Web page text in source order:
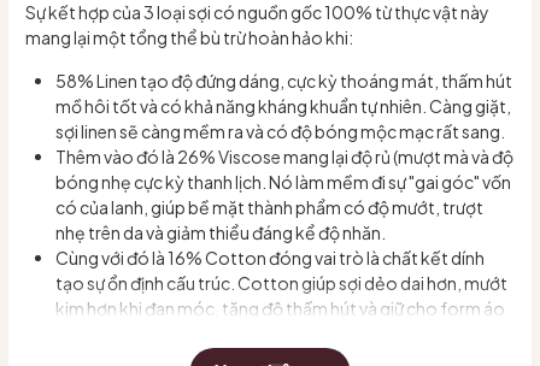
Sự kết hợp của 3 loại sợi có nguồn gốc 100% từ thực vật này
mang lại một tổng thể bù trừ hoàn hảo khi:
58% Linen tạo độ đứng dáng, cực kỳ thoáng mát, thấm hút
mồ hôi tốt và có khả năng kháng khuẩn tự nhiên. Càng giặt,
sợi linen sẽ càng mềm ra và có độ bóng mộc mạc rất sang.
Thêm vào đó là 26% Viscose mang lại độ rủ (mượt mà và độ
bóng nhẹ cực kỳ thanh lịch. Nó làm mềm đi sự "gai góc" vốn
có của lanh, giúp bề mặt thành phẩm có độ mướt, trượt
nhẹ trên da và giảm thiểu đáng kể độ nhăn.
Cùng với đó là 16% Cotton đóng vai trò là chất kết dính
tạo sự ổn định cấu trúc. Cotton giúp sợi dẻo dai hơn, mướt
kim hơn khi đan móc, tăng độ thấm hút và giữ cho form áo